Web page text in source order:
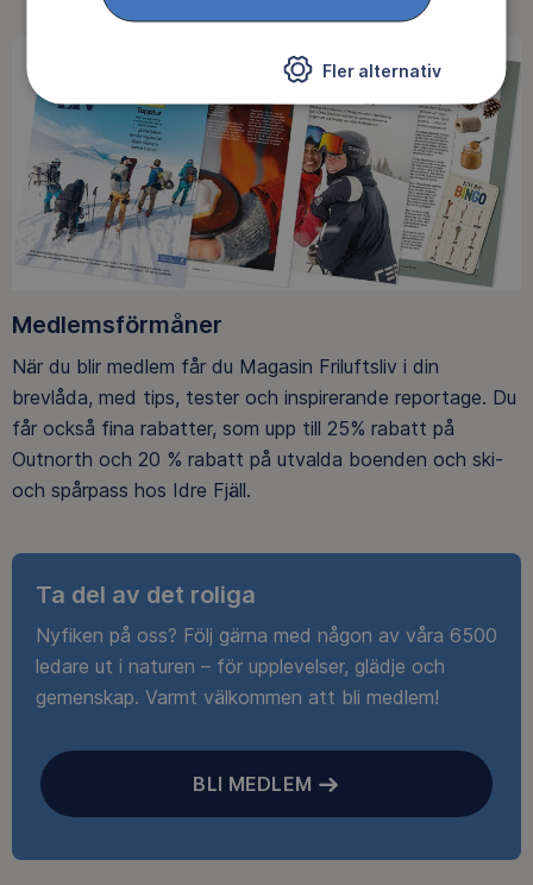
Medlemsförmåner
När du blir medlem får du Magasin Friluftsliv i din
brevlåda, med tips, tester och inspirerande reportage. Du
får också fina rabatter, som upp till 25% rabatt på
Outnorth och 20 % rabatt på utvalda boenden och ski-
och spårpass hos Idre Fjäll.
Ta del av det roliga
Nyfiken på oss? Följ gärna med någon av våra 6500
ledare ut i naturen – för upplevelser, glädje och
gemenskap. Varmt välkommen att bli medlem!
BLI MEDLEM
Fler alternativ